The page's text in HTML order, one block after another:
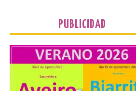
La Universidad de León
distribuye folletos con la
programación del evento
del eclipse solar que
organiza con la ESA y el
Ayuntamiento
PUBLICIDAD